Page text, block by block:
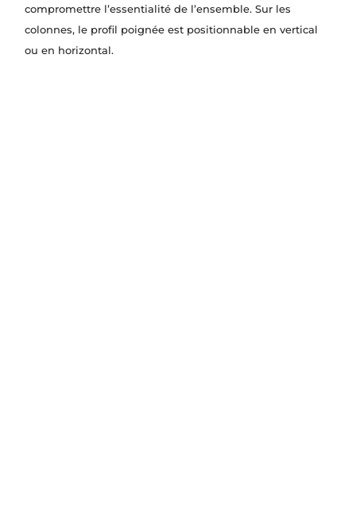
compromettre l’essentialité de l’ensemble. Sur les
colonnes, le profil poignée est positionnable en vertical
ou en horizontal.